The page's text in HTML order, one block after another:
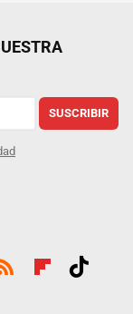
SUSCRIBIR